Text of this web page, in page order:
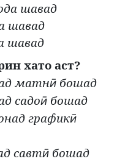
шавад
шавад
шавад
хато аст?
матнӣ бошад
садоӣ бошад
графикӣ
савтӣ бошад